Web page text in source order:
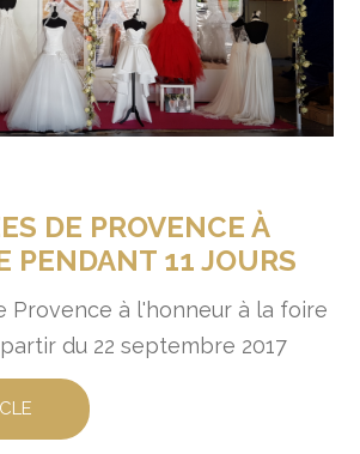
DE PROVENCE À
PENDANT 11 JOURS
Provence à l'honneur à la foire
du 22 septembre 2017